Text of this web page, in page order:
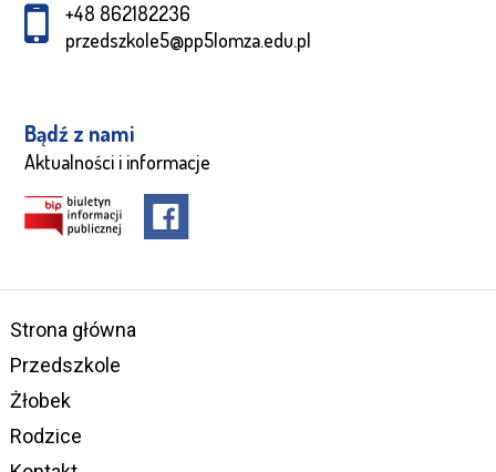
+48 862182236
przedszkole5@pp5lomza.edu.pl
Bądź z nami
Aktualności i informacje
Strona główna
Przedszkole
Żłobek
Rodzice